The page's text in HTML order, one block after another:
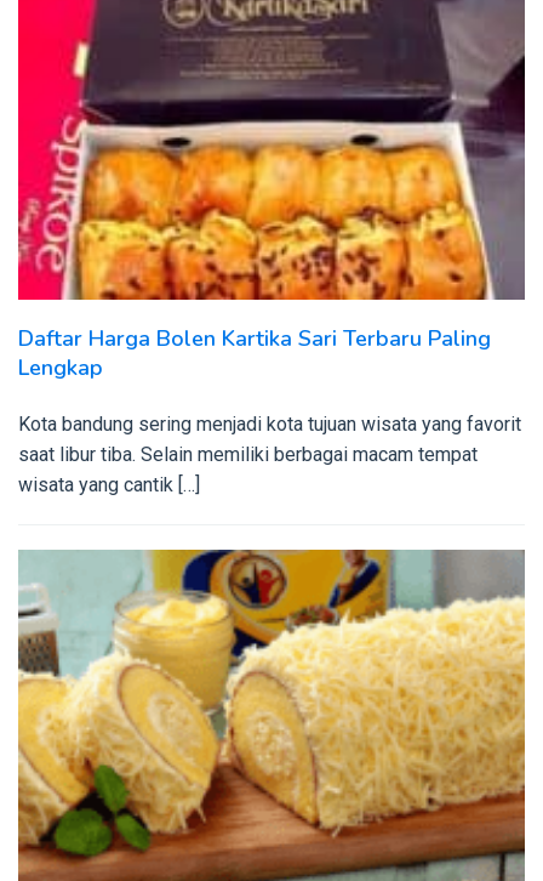
Daftar Harga Bolen Kartika Sari Terbaru Paling
Lengkap
Kota bandung sering menjadi kota tujuan wisata yang favorit
saat libur tiba. Selain memiliki berbagai macam tempat
wisata yang cantik […]